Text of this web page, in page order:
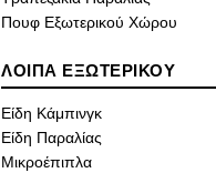
Πουφ Εξωτερικού Χώρου
ΛΟΙΠΑ ΕΞΩΤΕΡΙΚΟΥ
Είδη Κάμπινγκ
Είδη Παραλίας
Μικροέπιπλα